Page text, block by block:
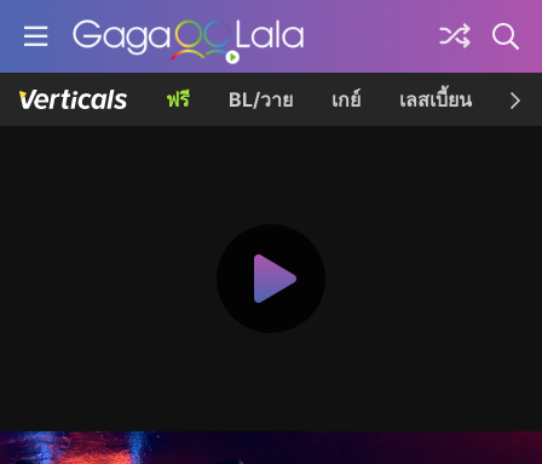
ฟรี BL/วาย เกย์ เลสเบี้ยน เค